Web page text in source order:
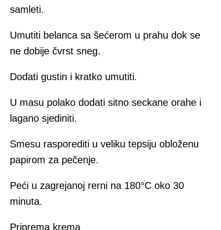
samleti.
Umutiti belanca sa šećerom u prahu dok se
ne dobije čvrst sneg.
Dodati gustin i kratko umutiti.
U masu polako dodati sitno seckane orahe i
lagano sjediniti.
Smesu rasporediti u veliku tepsiju obloženu
papirom za pečenje.
Peći u zagrejanoj rerni na 180°C oko 30
minuta.
Priprema krema